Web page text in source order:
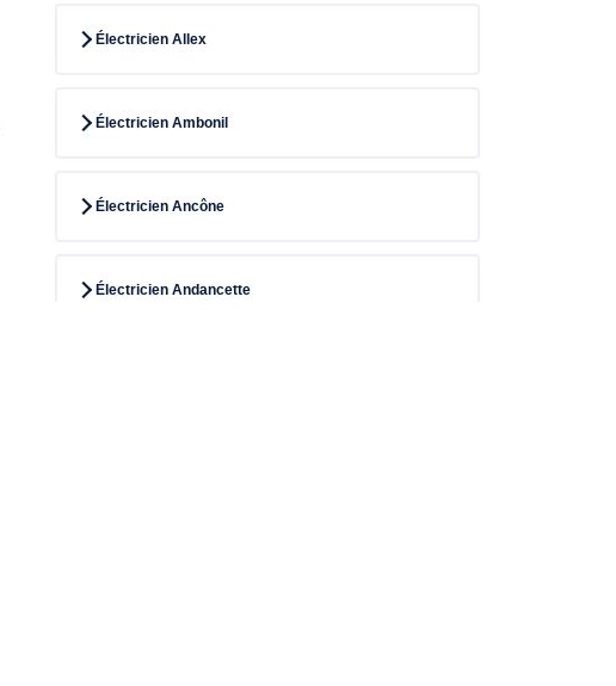
Électricien Allex
Électricien Ambonil
Électricien Ancône
Électricien Andancette